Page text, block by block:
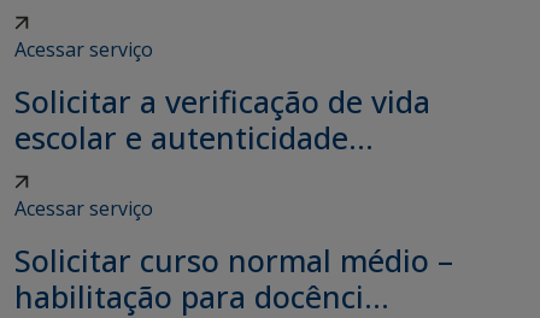
Acessar serviço
Solicitar a verificação de vida
escolar e autenticidade...
Acessar serviço
Solicitar curso normal médio –
habilitação para docênci...